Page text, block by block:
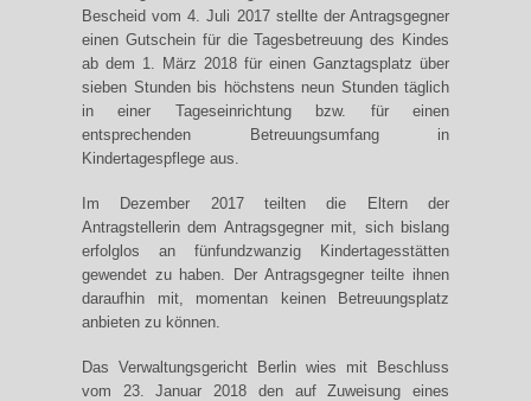
Bescheid vom 4. Juli 2017 stellte der Antragsgegner
einen Gutschein für die Tagesbetreuung des Kindes
ab dem 1. März 2018 für einen Ganztagsplatz über
sieben Stunden bis höchstens neun Stunden täglich
in einer Tageseinrichtung bzw. für einen
entsprechenden Betreuungsumfang in
Kindertagespflege aus.
Im Dezember 2017 teilten die Eltern der
Antragstellerin dem Antragsgegner mit, sich bislang
erfolglos an fünfundzwanzig Kindertagesstätten
gewendet zu haben. Der Antragsgegner teilte ihnen
daraufhin mit, momentan keinen Betreuungsplatz
anbieten zu können.
Das Verwaltungsgericht Berlin wies mit Beschluss
vom 23. Januar 2018 den auf Zuweisung eines